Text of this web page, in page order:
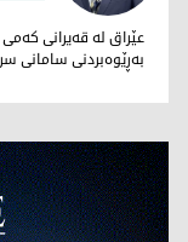
جەگەر عەزیز
عێراق لە قەیرانی
بەڕێوەبردنی سامانی